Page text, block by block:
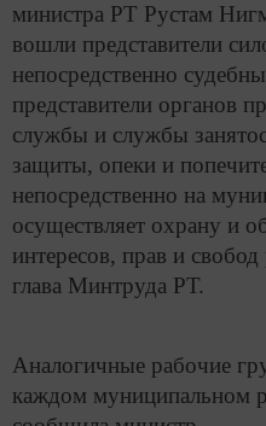
министра РТ Рустам
вошли представители
непосредственно
представители органов
службы и службы
защиты, опеки и
непосредственно на
осуществляет охрану и
интересов, прав и
глава Минтруда РТ.
Аналогичные рабочие
каждом муниципальном